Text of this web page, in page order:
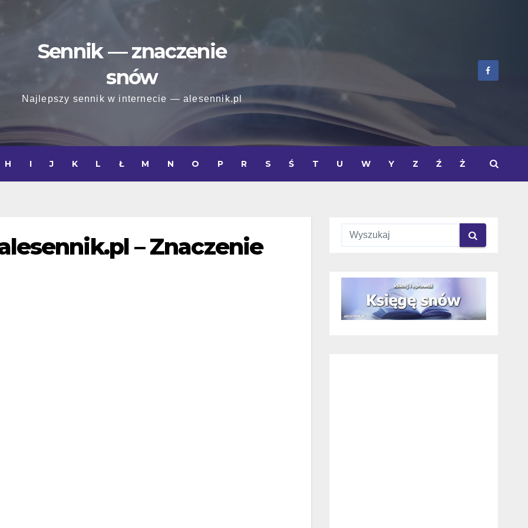
Sennik — znaczenie
snów
Najlepszy sennik w internecie — alesennik.pl
H I J K L Ł M N O P R S Ś T U W Y Z Ź Ż
– Znaczenie